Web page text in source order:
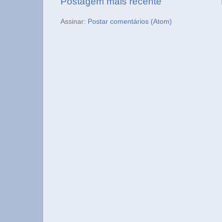
Assinar: Postar comentários (Atom)